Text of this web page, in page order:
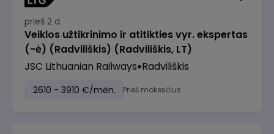
prieš 2 d.
Veiklos užtikrinimo ir atitikties vyr. ekspertas
(-ė) (Radviliškis) (Radviliškis, LT)
JSC Lithuanian Railways Radviliškis
2610 - 3910 €/mėn. Prieš mokesčius